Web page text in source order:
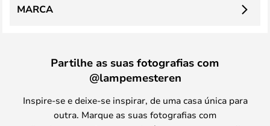
MARCA
Partilhe as suas fotografias com
@lampemesteren
Inspire-se e deixe-se inspirar, de uma casa única para
outra. Marque as suas fotografias com